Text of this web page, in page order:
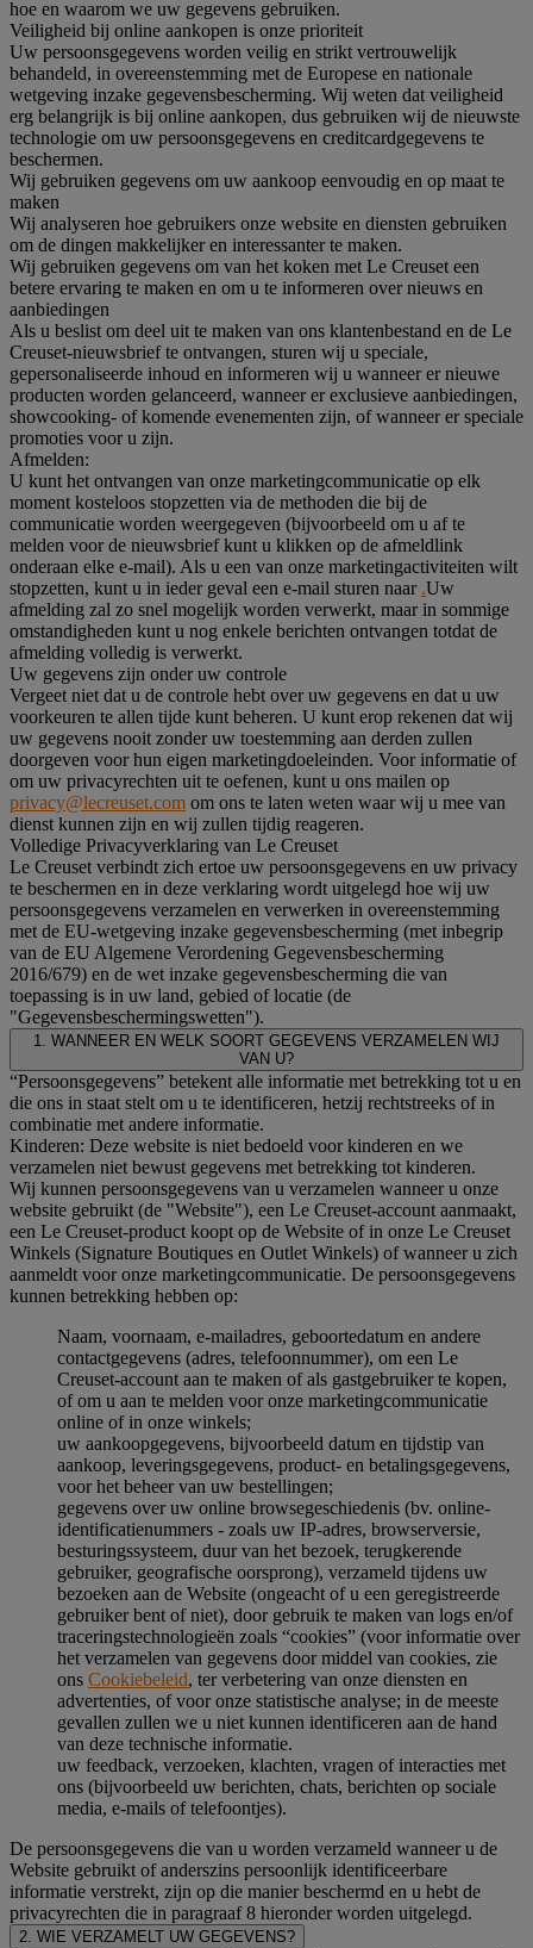
hoe en waarom we uw gegevens gebruiken.
Veiligheid bij online aankopen is onze prioriteit
Uw persoonsgegevens worden veilig en strikt vertrouwelijk
behandeld, in overeenstemming met de Europese en nationale
wetgeving inzake gegevensbescherming. Wij weten dat veiligheid
erg belangrijk is bij online aankopen, dus gebruiken wij de nieuwste
technologie om uw persoonsgegevens en creditcardgegevens te
beschermen.
Wij gebruiken gegevens om uw aankoop eenvoudig en op maat te
maken
Wij analyseren hoe gebruikers onze website en diensten gebruiken
om de dingen makkelijker en interessanter te maken.
Wij gebruiken gegevens om van het koken met Le Creuset een
betere ervaring te maken en om u te informeren over nieuws en
aanbiedingen
Als u beslist om deel uit te maken van ons klantenbestand en de Le
Creuset-nieuwsbrief te ontvangen, sturen wij u speciale,
gepersonaliseerde inhoud en informeren wij u wanneer er nieuwe
producten worden gelanceerd, wanneer er exclusieve aanbiedingen,
showcooking- of komende evenementen zijn, of wanneer er speciale
promoties voor u zijn.
Afmelden:
U kunt het ontvangen van onze marketingcommunicatie op elk
moment kosteloos stopzetten via de methoden die bij de
communicatie worden weergegeven (bijvoorbeeld om u af te
melden voor de nieuwsbrief kunt u klikken op de afmeldlink
onderaan elke e-mail). Als u een van onze marketingactiviteiten wilt
stopzetten, kunt u in ieder geval een e-mail sturen naar .Uw
afmelding zal zo snel mogelijk worden verwerkt, maar in sommige
omstandigheden kunt u nog enkele berichten ontvangen totdat de
afmelding volledig is verwerkt.
Uw gegevens zijn onder uw controle
Vergeet niet dat u de controle hebt over uw gegevens en dat u uw
voorkeuren te allen tijde kunt beheren. U kunt erop rekenen dat wij
uw gegevens nooit zonder uw toestemming aan derden zullen
doorgeven voor hun eigen marketingdoeleinden. Voor informatie of
om uw privacyrechten uit te oefenen, kunt u ons mailen op
privacy@lecreuset.com om ons te laten weten waar wij u mee van
dienst kunnen zijn en wij zullen tijdig reageren.
Volledige Privacyverklaring van Le Creuset
Le Creuset verbindt zich ertoe uw persoonsgegevens en uw privacy
te beschermen en in deze verklaring wordt uitgelegd hoe wij uw
persoonsgegevens verzamelen en verwerken in overeenstemming
met de EU-wetgeving inzake gegevensbescherming (met inbegrip
van de EU Algemene Verordening Gegevensbescherming
2016/679) en de wet inzake gegevensbescherming die van
toepassing is in uw land, gebied of locatie (de
"Gegevensbeschermingswetten").
1. WANNEER EN WELK SOORT GEGEVENS VERZAMELEN WIJ
VAN U?
“Persoonsgegevens” betekent alle informatie met betrekking tot u en
die ons in staat stelt om u te identificeren, hetzij rechtstreeks of in
combinatie met andere informatie.
Kinderen: Deze website is niet bedoeld voor kinderen en we
verzamelen niet bewust gegevens met betrekking tot kinderen.
Wij kunnen persoonsgegevens van u verzamelen wanneer u onze
website gebruikt (de "Website"), een Le Creuset-account aanmaakt,
een Le Creuset-product koopt op de Website of in onze Le Creuset
Winkels (Signature Boutiques en Outlet Winkels) of wanneer u zich
aanmeldt voor onze marketingcommunicatie. De persoonsgegevens
kunnen betrekking hebben op:
Naam, voornaam, e-mailadres, geboortedatum en andere
contactgegevens (adres, telefoonnummer), om een Le
Creuset-account aan te maken of als gastgebruiker te kopen,
of om u aan te melden voor onze marketingcommunicatie
online of in onze winkels;
uw aankoopgegevens, bijvoorbeeld datum en tijdstip van
aankoop, leveringsgegevens, product- en betalingsgegevens,
voor het beheer van uw bestellingen;
gegevens over uw online browsegeschiedenis (bv. online-
identificatienummers - zoals uw IP-adres, browserversie,
besturingssysteem, duur van het bezoek, terugkerende
gebruiker, geografische oorsprong), verzameld tijdens uw
bezoeken aan de Website (ongeacht of u een geregistreerde
gebruiker bent of niet), door gebruik te maken van logs en/of
traceringstechnologieën zoals “cookies” (voor informatie over
het verzamelen van gegevens door middel van cookies, zie
ons Cookiebeleid, ter verbetering van onze diensten en
advertenties, of voor onze statistische analyse; in de meeste
gevallen zullen we u niet kunnen identificeren aan de hand
van deze technische informatie.
uw feedback, verzoeken, klachten, vragen of interacties met
ons (bijvoorbeeld uw berichten, chats, berichten op sociale
media, e-mails of telefoontjes).
De persoonsgegevens die van u worden verzameld wanneer u de
Website gebruikt of anderszins persoonlijk identificeerbare
informatie verstrekt, zijn op die manier beschermd en u hebt de
privacyrechten die in paragraaf 8 hieronder worden uitgelegd.
2. WIE VERZAMELT UW GEGEVENS?